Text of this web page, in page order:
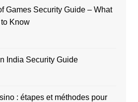
Games Security Guide – What
Know
India Security Guide
: étapes et méthodes pour